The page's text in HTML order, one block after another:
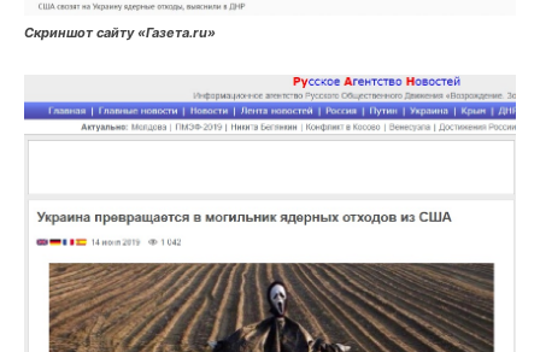
Скриншот сайту «Газета.ru»